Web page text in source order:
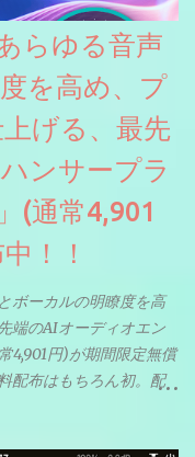
らゆる音声
を高め、プ
げる、最先
ンサープラ
(通常4,901
！！
ボーカルの明瞭度を高
端のAIオーディオエン
4,901円)が期間限定無償
配布はもちろん初。配